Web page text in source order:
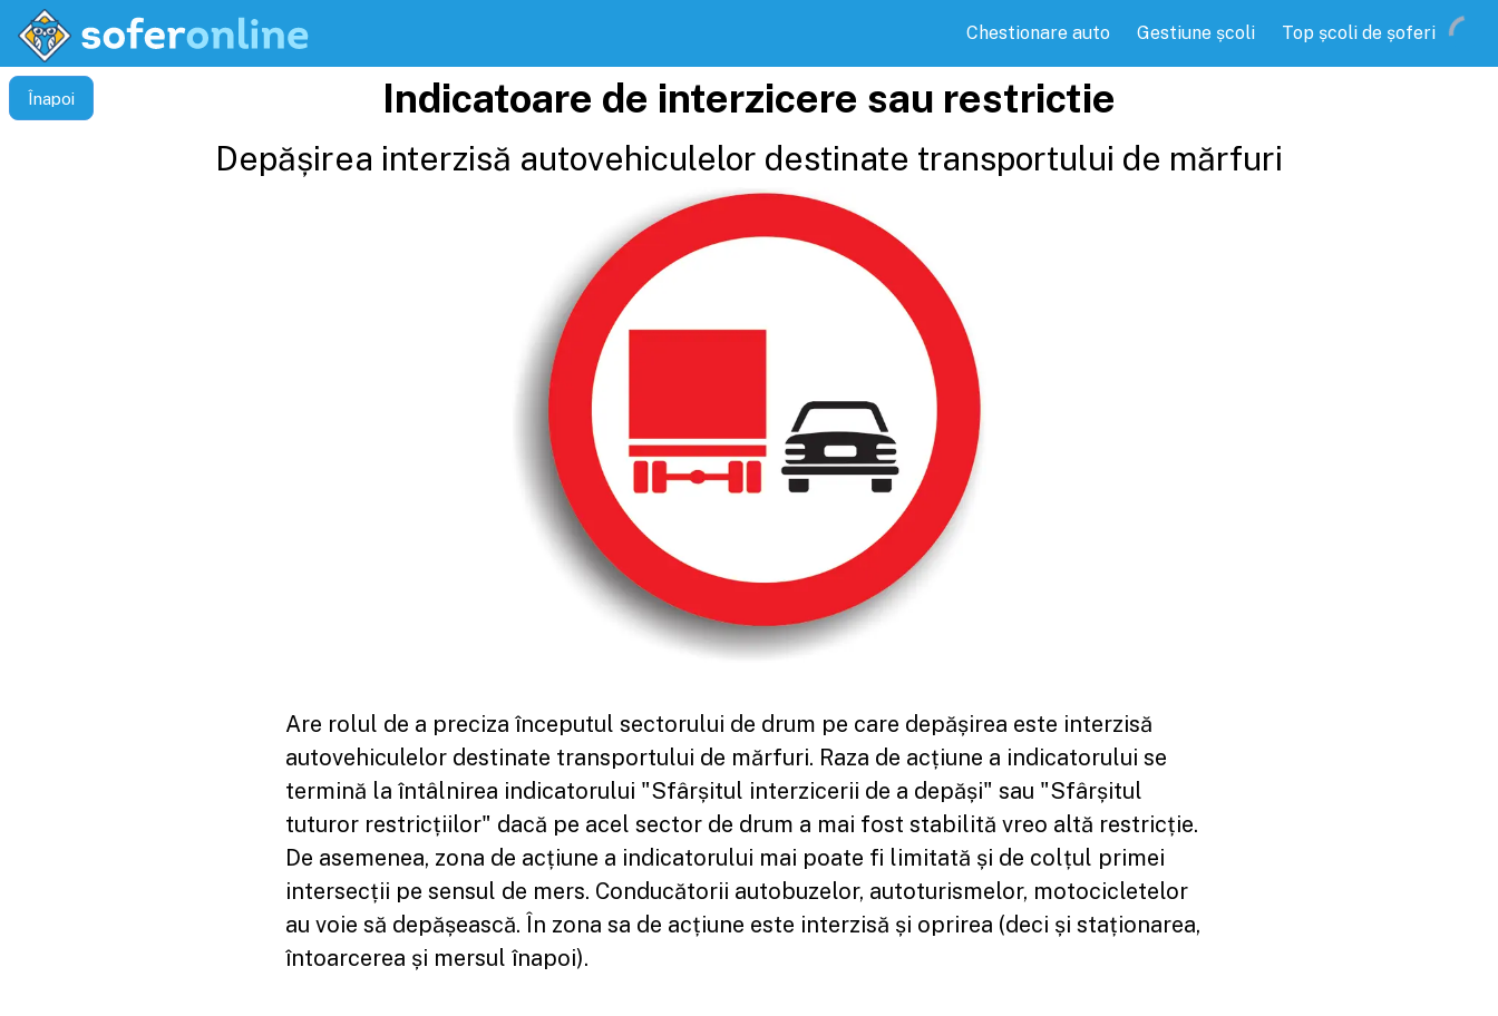
Chestionare auto Gestiune școli Top școli de șoferi
Înapoi Indicatoare de interzicere sau restrictie
Depășirea interzisă autovehiculelor destinate transportului de mărfuri
Are rolul de a preciza începutul sectorului de drum pe care depășirea este interzisă
autovehiculelor destinate transportului de mărfuri. Raza de acțiune a indicatorului se
termină la întâlnirea indicatorului "Sfârșitul interzicerii de a depăși" sau "Sfârșitul
tuturor restricțiilor" dacă pe acel sector de drum a mai fost stabilită vreo altă restricție.
De asemenea, zona de acțiune a indicatorului mai poate fi limitată și de colțul primei
intersecții pe sensul de mers. Conducătorii autobuzelor, autoturismelor, motocicletelor
au voie să depășească. În zona sa de acțiune este interzisă și oprirea (deci și staționarea,
întoarcerea și mersul înapoi).